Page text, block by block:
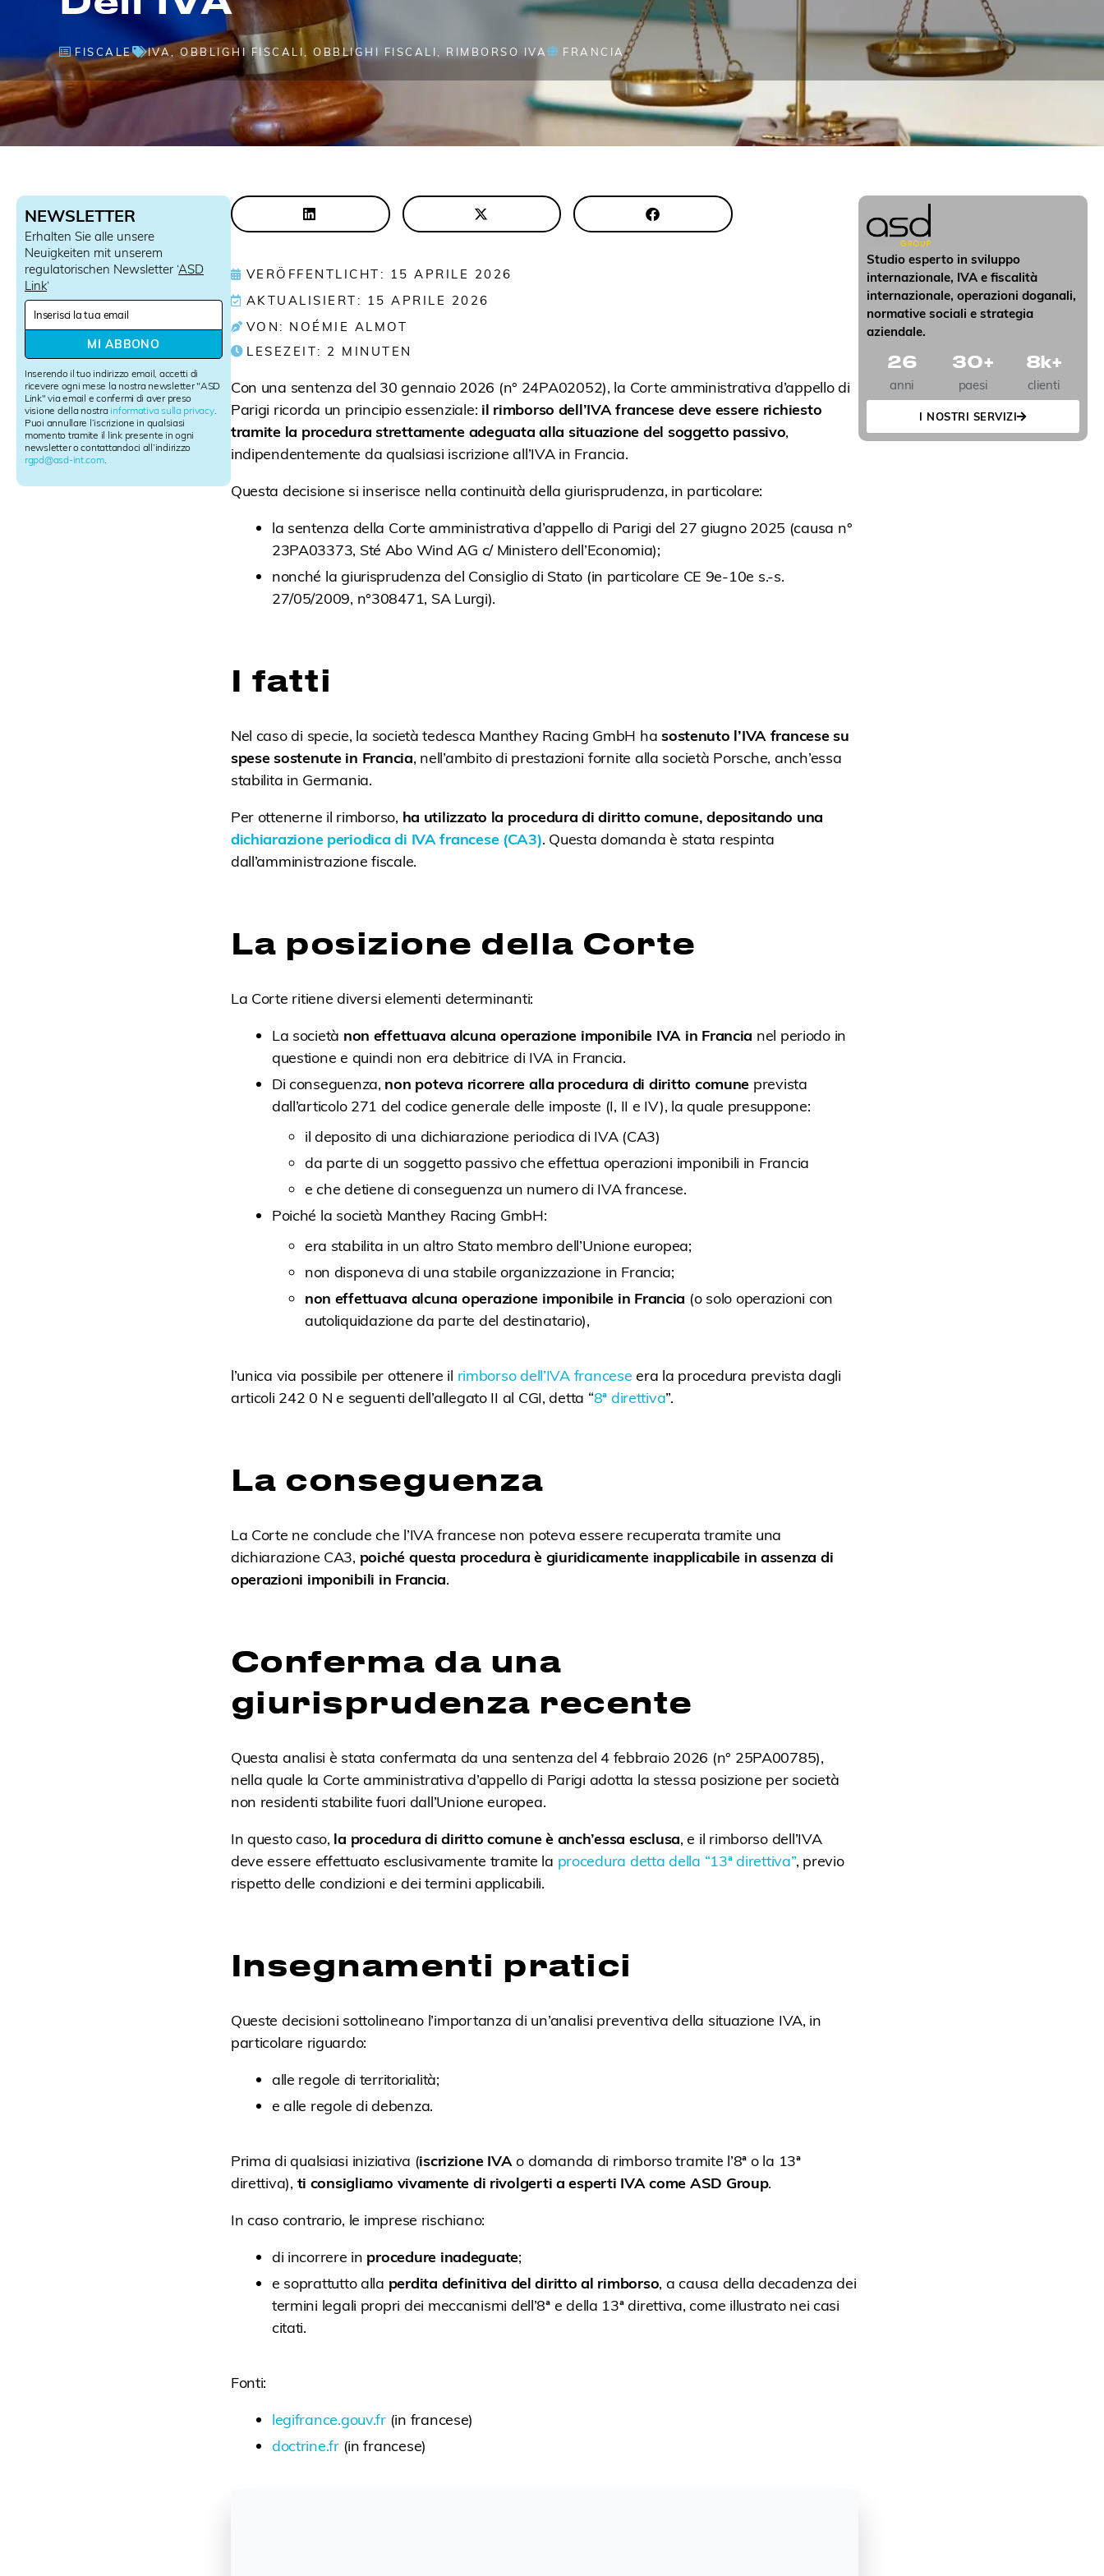
FISCALE IVA OBBLIGHI FISCALI OBBLIGHI FISCALI RIMBORSO IVA FRANCIA
NEWSLETTER
Erhalten Sie alle unsere
Neuigkeiten mit unserem
regulatorischen Newsletter ‘ASD
Link‘
N
s
l
e
t
t
e
r
S
Inserendo il tuo indirizzo email, accetti di
ricevere ogni mese la nostra newsletter "ASD
Link" via email e confermi di aver preso
visione della nostra informativa sulla privacy.
Puoi annullare l’iscrizione in qualsiasi
momento tramite il link presente in ogni
newsletter o contattandoci all’indirizzo
rgpd@asd-int.com.
MI ABBONO
VERÖFFENTLICHT: 15 APRILE 2026
AKTUALISIERT: 15 APRILE 2026
VON: NOÉMIE ALMOT
LESEZEIT: 2 MINUTEN
Con una sentenza del 30 gennaio 2026 (n° 24PA02052), la Corte amministrativa d’appello di
Parigi ricorda un principio essenziale: il rimborso dell’IVA francese deve essere richiesto
tramite la procedura strettamente adeguata alla situazione del soggetto passivo,
indipendentemente da qualsiasi iscrizione all’IVA in Francia.
Questa decisione si inserisce nella continuità della giurisprudenza, in particolare:
la sentenza della Corte amministrativa d’appello di Parigi del 27 giugno 2025 (causa n°
23PA03373, Sté Abo Wind AG c/ Ministero dell’Economia);
nonché la giurisprudenza del Consiglio di Stato (in particolare CE 9e-10e s.-s.
27/05/2009, n°308471, SA Lurgi).
I fatti
Nel caso di specie, la società tedesca Manthey Racing GmbH hasostenuto l’IVA francese su
spese sostenute in Francia, nell’ambito di prestazioni fornite alla società Porsche, anch’essa
stabilita in Germania.
Per ottenerne il rimborso, ha utilizzato la procedura di diritto comune, depositando una
dichiarazione periodica di IVA francese (CA3). Questa domanda è stata respinta
dall’amministrazione fiscale.
La posizione della Corte
La Corte ritiene diversi elementi determinanti:
La società non effettuava alcuna operazione imponibile IVA in Francia nel periodo in
questione e quindi non era debitrice di IVA in Francia.
Di conseguenza, non poteva ricorrere alla procedura di diritto comune prevista
dall’articolo 271 del codice generale delle imposte (I, II e IV), la quale presuppone:
il deposito di una dichiarazione periodica di IVA (CA3)
da parte di un soggetto passivo che effettua operazioni imponibili in Francia
e che detiene di conseguenza un numero di IVA francese.
Poiché la società Manthey Racing GmbH:
era stabilita in un altro Stato membro dell’Unione europea;
non disponeva di una stabile organizzazione in Francia;
non effettuava alcuna operazione imponibile in Francia (o solo operazioni con
autoliquidazione da parte del destinatario),
l’unica via possibile per ottenere il rimborso dell’IVA francese era la procedura prevista dagli
articoli 242 0 N e seguenti dell’allegato II al CGI, detta “8ª direttiva”.
La conseguenza
La Corte ne conclude che l’IVA francese non poteva essere recuperata tramite una
dichiarazione CA3, poiché questa procedura è giuridicamente inapplicabile in assenza di
operazioni imponibili in Francia.
Conferma da una
giurisprudenza recente
Questa analisi è stata confermata da una sentenza del 4 febbraio 2026 (n° 25PA00785),
nella quale la Corte amministrativa d’appello di Parigi adotta la stessa posizione per società
non residenti stabilite fuori dall’Unione europea.
In questo caso, la procedura di diritto comune è anch’essa esclusa, e il rimborso dell’IVA
deve essere effettuato esclusivamente tramite la procedura detta della “13ª direttiva”, previo
rispetto delle condizioni e dei termini applicabili.
Insegnamenti pratici
Queste decisioni sottolineano l’importanza di un’analisi preventiva della situazione IVA, in
particolare riguardo:
alle regole di territorialità;
e alle regole di debenza.
Prima di qualsiasi iniziativa (iscrizione IVA o domanda di rimborso tramite l’8ª o la 13ª
direttiva), ti consigliamo vivamente di rivolgerti a esperti IVA come ASD Group.
In caso contrario, le imprese rischiano:
di incorrere in procedure inadeguate;
e soprattutto alla perdita definitiva del diritto al rimborso, a causa della decadenza dei
termini legali propri dei meccanismi dell’8ª e della 13ª direttiva, come illustrato nei casi
citati.
Fonti:
legifrance.gouv.fr(in francese)
doctrine.fr(in francese)
Studio esperto in sviluppo
internazionale, IVA e fiscalità
internazionale, operazioni doganali,
normative sociali e strategia
aziendale.
anni
26
paesi
30+
clienti
8k+
I NOSTRI SERVIZI